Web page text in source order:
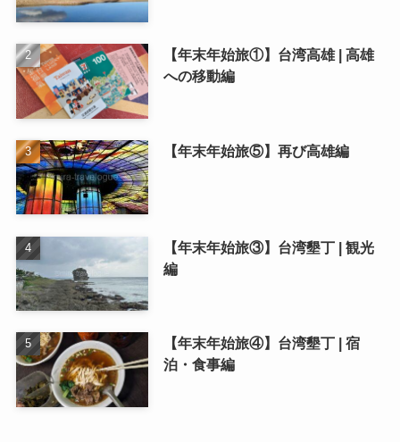
【年末年始旅①】台湾高雄 | 高雄
への移動編
【年末年始旅⑤】再び高雄編
【年末年始旅③】台湾墾丁 | 観光
編
【年末年始旅④】台湾墾丁 | 宿
泊・食事編